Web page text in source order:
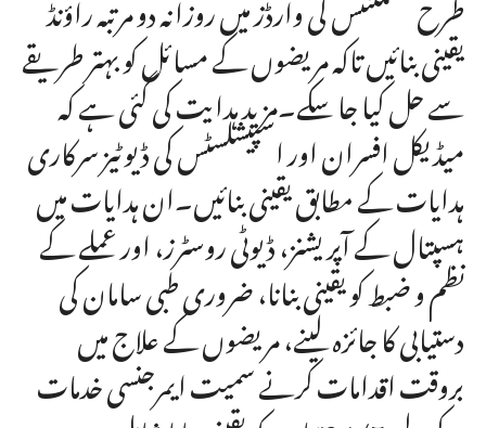
یقینی بنائیں تاکہ مریضوں کے مسائل کو بہتر طریقے
سے حل کیا جا سکے۔مزید ہدایت کی گئی ہے کہ
میڈیکل افسران اور اسپیشلسٹس کی ڈیوٹیز سرکاری
ہدایات کے مطابق یقینی بنائیں۔ان ہدایات میں
ہسپتال کے آپریشنز، ڈیوٹی روسٹرز، اور عملے کے
نظم و ضبط کو یقینی بنانا، ضروری طبی سامان کی
دستیابی کا جائزہ لینے، مریضوں کے علاج میں
بروقت اقدامات کرنے سمیت ایمرجنسی خدمات